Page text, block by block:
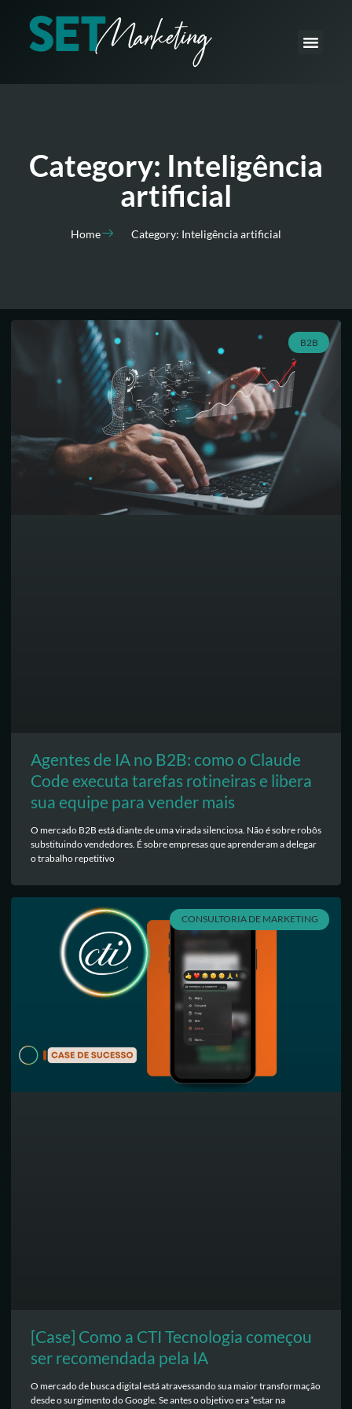
Category: Inteligência
artificial
Home Category: Inteligência artificial
B2B
Agentes de IA no B2B: como o Claude
Code executa tarefas rotineiras e libera
sua equipe para vender mais
O mercado B2B está diante de uma virada silenciosa. Não é sobre robôs
substituindo vendedores. É sobre empresas que aprenderam a delegar
o trabalho repetitivo
CONSULTORIA DE MARKETING
[Case] Como a CTI Tecnologia começou
ser recomendada pela IA
O mercado de busca digital está atravessando sua maior transformação
desde o surgimento do Google. Se antes o objetivo era “estar na